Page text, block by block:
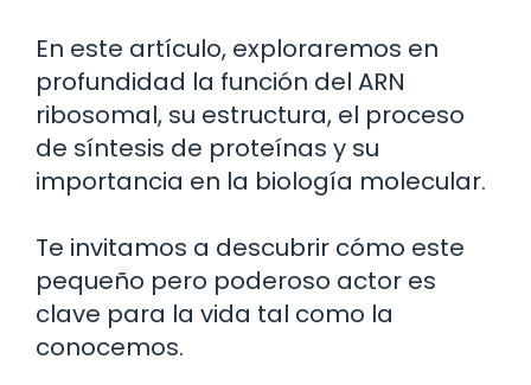
En este artículo, exploraremos en
profundidad la función del ARN
ribosomal, su estructura, el proceso
de síntesis de proteínas y su
importancia en la biología molecular.
Te invitamos a descubrir cómo este
pequeño pero poderoso actor es
clave para la vida tal como la
conocemos.